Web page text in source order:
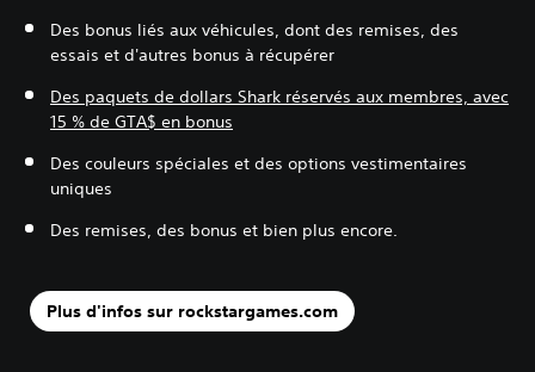
Des bonus liés aux véhicules, dont des remises, des
essais et d'autres bonus à récupérer
Des paquets de dollars Shark réservés aux membres, avec
15 % de GTA$ en bonus
Des couleurs spéciales et des options vestimentaires
uniques
Des remises, des bonus et bien plus encore.
Plus d'infos sur rockstargames.com